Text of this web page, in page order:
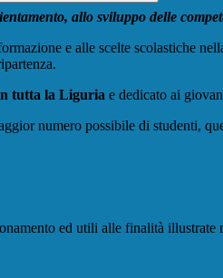
allo sviluppo delle
e alle scelte scolastiche
tutta la Liguria e dedicato ai
numero possibile di studenti,
ed utili alle finalità illustrate